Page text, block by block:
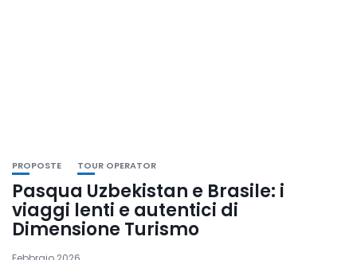
PROPOSTE TOUR OPERATOR
Pasqua Uzbekistan e Brasile: i
viaggi lenti e autentici di
Dimensione Turismo